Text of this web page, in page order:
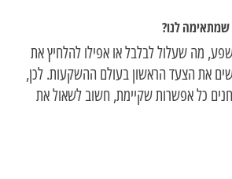
לנו?
מה שעלול לבלבל או אפילו להלחיץ את
את הצעד הראשון בעולם ההשקעות. לכן,
כל אפשרות שקיימת, חשוב לשאול את